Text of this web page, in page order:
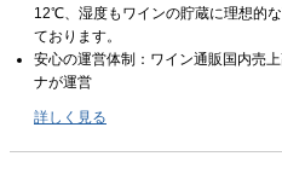
12℃、湿度もワインの貯蔵に理想的
ております。
安心の運営体制：ワイン通販国内売
ナが運営
詳しく見る